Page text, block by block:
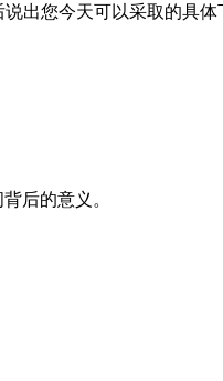
出您今天可以采取的具体
后的意义。